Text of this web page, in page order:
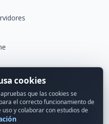
cookies
que las cookies se
el correcto funcionamiento de
y colaborar con estudios de